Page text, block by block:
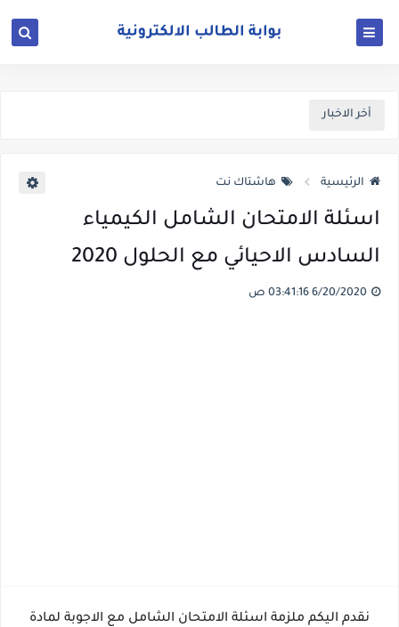
أخر الاخبار
الرئيسية هاشتاك نت
اسئلة الامتحان الشامل الكيمياء
السادس الاحيائي مع الحلول 2020
نقدم اليكم ملزمة اسئلة الامتحان الشامل مع الاجوبة لمادة